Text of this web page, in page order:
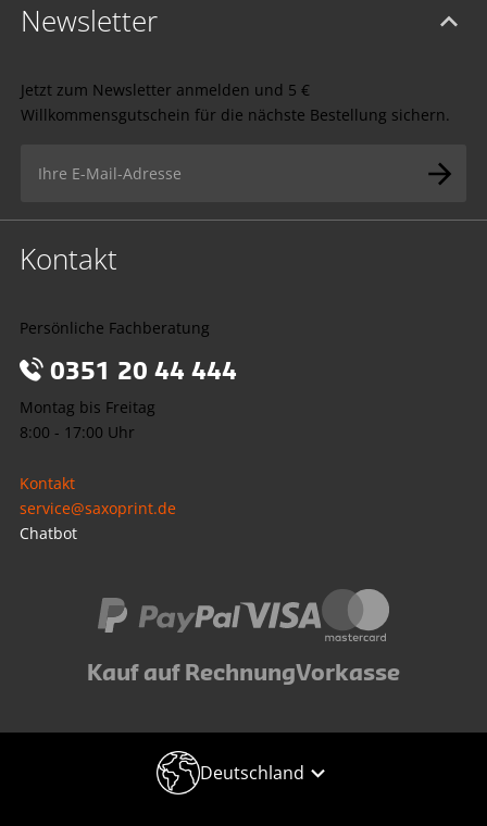
Newsletter
Jetzt zum Newsletter anmelden und 5 €
Willkommensgutschein für die nächste Bestellung sichern.
Kontakt
Persönliche Fachberatung
0351 20 44 444
Montag bis Freitag
8:00 - 17:00 Uhr
Kontakt
service@saxoprint.de
Chatbot
Kauf auf RechnungVorkasse
Deutschland